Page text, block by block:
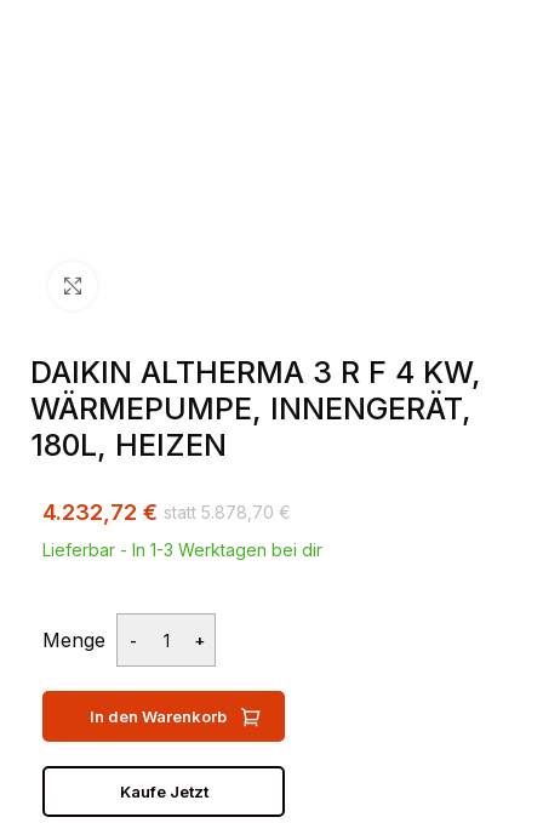
DAIKIN ALTHERMA 3 R F 4 KW,
WÄRMEPUMPE, INNENGERÄT,
180L, HEIZEN
5.878,70 €
4.232,72 €
Lieferbar - In 1-3 Werktagen bei dir
Menge
In den Warenkorb
Kaufe Jetzt